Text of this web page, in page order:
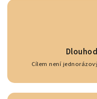
Cílem není